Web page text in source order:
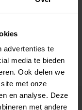
advertenties te
media te bieden
Ook delen we
met onze
en analyse. Deze
met andere
0%